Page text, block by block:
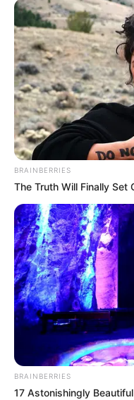
BRAINBERRIES
The Truth Will Finally Set
BRAINBERRIES
17 Astonishingly